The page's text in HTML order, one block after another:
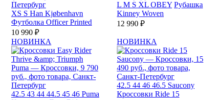
XS S Han Kjøbenhavn
Футболка Officer Printed
10 990 ₽
L M S XL OBEY Рубашка
Kinney Woven
12 990 ₽
НОВИНКА
42.5 43 44 44.5 45 46 Puma
НОВИНКА
42.5 44 46 46.5 Saucony
Кроссовки Ride 15